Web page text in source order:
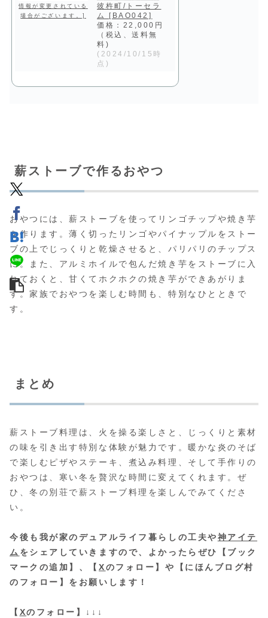
彼杵町/トーセラ
ム [BAO042]
価格：22,000円
（税込、送料無
料)
(2024/10/15時
点)
薪ストーブで作るおやつ
おやつには、薪ストーブを使ってリンゴチップや焼き芋
を作ります。薄く切ったリンゴやパイナップルをストー
ブの上でじっくりと乾燥させると、パリパリのチップス
に。また、アルミホイルで包んだ焼き芋をストーブに入
れておくと、甘くてホクホクの焼き芋ができあがりま
す。家族でおやつを楽しむ時間も、特別なひとときで
す。
まとめ
薪ストーブ料理は、火を操る楽しさと、じっくりと素材
の味を引き出す特別な体験が魅力です。暖かな炎のそば
で楽しむピザやステーキ、煮込み料理、そして手作りの
おやつは、寒い冬を贅沢な時間に変えてくれます。ぜ
ひ、冬の別荘で薪ストーブ料理を楽しんでみてくださ
い。
今後も我が家のデュアルライフ暮らしの工夫や神アイテ
ム をシェアしていきますので、よかったらぜひ【ブック
マークの追加】、【Xのフォロー】や【にほんブログ村
のフォロー】をお願いします！
【 Xのフォロー】↓↓↓